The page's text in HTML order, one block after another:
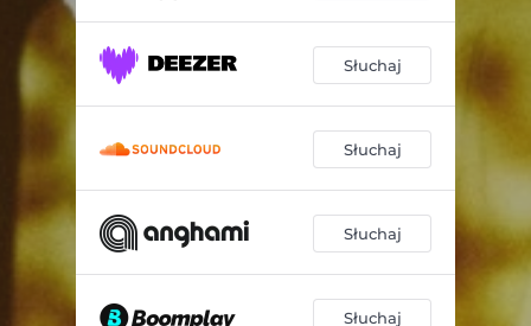
Słuchaj
Słuchaj
Słuchaj
Słuchaj